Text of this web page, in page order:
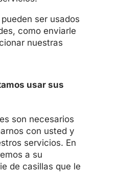
ser usados
como enviarle
nuestras
usar sus
son necesarios
con usted y
servicios. En
a su
de casillas que le